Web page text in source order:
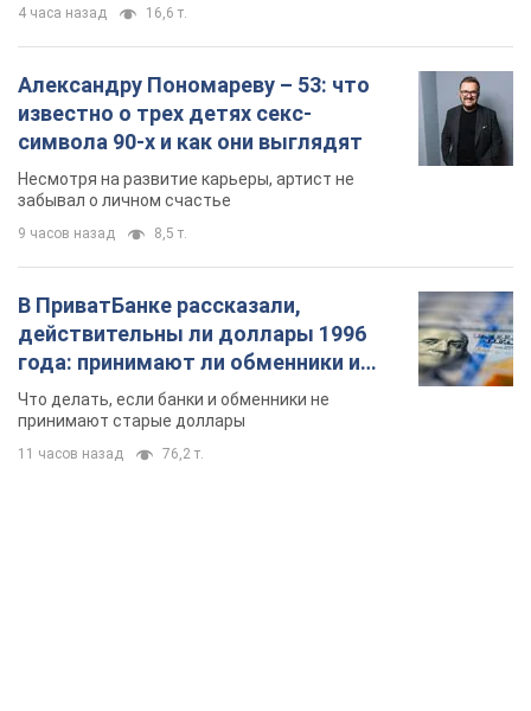
4 часа назад 16,6 т.
Александру Пономареву – 53: что
известно о трех детях секс-
символа 90-х и как они выглядят
Несмотря на развитие карьеры, артист не
забывал о личном счастье
9 часов назад 8,5 т.
В ПриватБанке рассказали,
действительны ли доллары 1996
года: принимают ли обменники и
банки такие купюры
Что делать, если банки и обменники не
принимают старые доллары
11 часов назад 76,2 т.